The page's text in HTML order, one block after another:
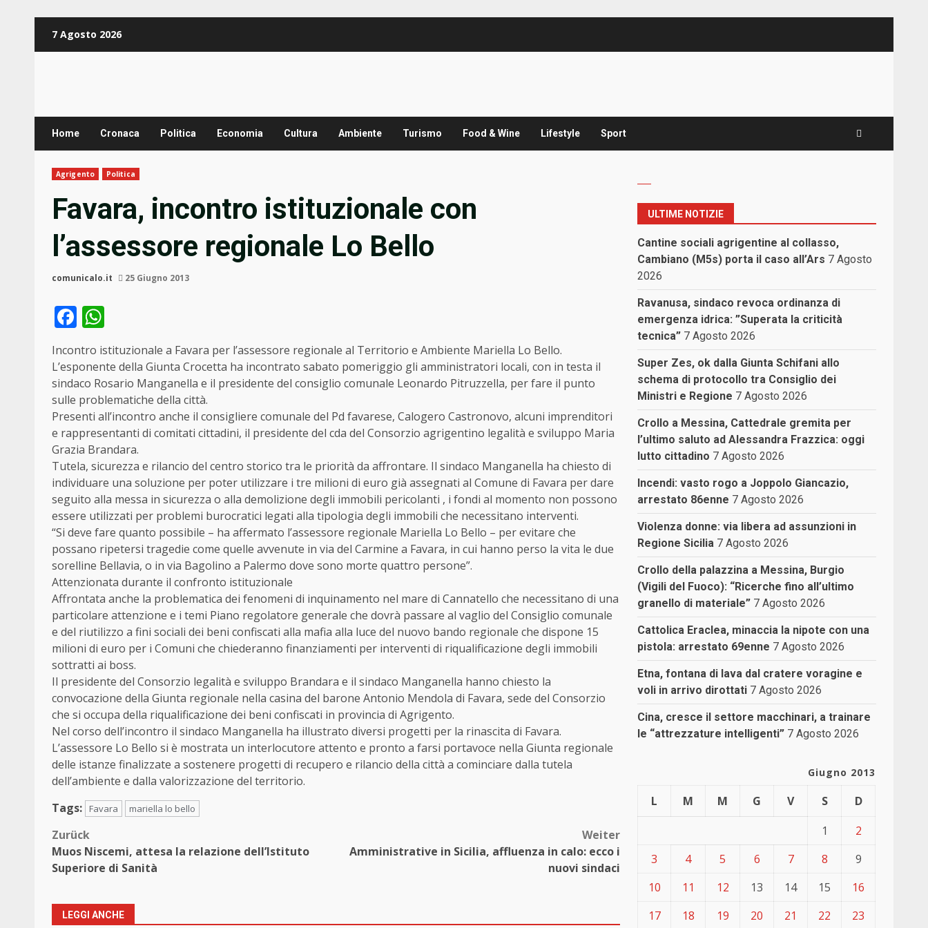
Inhalt7 Agosto 2026
Home Cronaca Politica Economia Cultura Ambiente Turismo Food & Wine Lifestyle Sport
Agrigento Politica
Favara, incontro istituzionale con
l’assessore regionale Lo Bello
comunicalo.it 25 Giugno 2013
Facebook
Incontro istituzionale a Favara per l’assessore regionale al Territorio e Ambiente Mariella Lo Bello.
L’esponente della Giunta Crocetta ha incontrato sabato pomeriggio gli amministratori locali, con in testa il
sindaco Rosario Manganella e il presidente del consiglio comunale Leonardo Pitruzzella, per fare il punto
sulle problematiche della città.
Presenti all’incontro anche il consigliere comunale del Pd favarese, Calogero Castronovo, alcuni imprenditori
e rappresentanti di comitati cittadini, il presidente del cda del Consorzio agrigentino legalità e sviluppo Maria
Grazia Brandara.
Tutela, sicurezza e rilancio del centro storico tra le priorità da affrontare. Il sindaco Manganella ha chiesto di
individuare una soluzione per poter utilizzare i tre milioni di euro già assegnati al Comune di Favara per dare
seguito alla messa in sicurezza o alla demolizione degli immobili pericolanti , i fondi al momento non possono
essere utilizzati per problemi burocratici legati alla tipologia degli immobili che necessitano interventi.
“Si deve fare quanto possibile – ha affermato l’assessore regionale Mariella Lo Bello – per evitare che
possano ripetersi tragedie come quelle avvenute in via del Carmine a Favara, in cui hanno perso la vita le due
sorelline Bellavia, o in via Bagolino a Palermo dove sono morte quattro persone”.
Attenzionata durante il confronto istituzionale
Affrontata anche la problematica dei fenomeni di inquinamento nel mare di Cannatello che necessitano di una
particolare attenzione e i temi Piano regolatore generale che dovrà passare al vaglio del Consiglio comunale
e del riutilizzo a fini sociali dei beni confiscati alla mafia alla luce del nuovo bando regionale che dispone 15
milioni di euro per i Comuni che chiederanno finanziamenti per interventi di riqualificazione degli immobili
sottratti ai boss.
Il presidente del Consorzio legalità e sviluppo Brandara e il sindaco Manganella hanno chiesto la
convocazione della Giunta regionale nella casina del barone Antonio Mendola di Favara, sede del Consorzio
che si occupa della riqualificazione dei beni confiscati in provincia di Agrigento.
Nel corso dell’incontro il sindaco Manganella ha illustrato diversi progetti per la rinascita di Favara.
L’assessore Lo Bello si è mostrata un interlocutore attento e pronto a farsi portavoce nella Giunta regionale
delle istanze finalizzate a sostenere progetti di recupero e rilancio della città a cominciare dalla tutela
dell’ambiente e dalla valorizzazione del territorio.
Tags:
Favara mariella lo bello
Beitragsnavigation
Zurück
Muos Niscemi, attesa la relazione dell’Istituto
Superiore di Sanità
Weiter
Amministrative in Sicilia, affluenza in calo: ecco i
nuovi sindaci
LEGGI ANCHE
ULTIME NOTIZIE
Cantine sociali agrigentine al collasso,
Cambiano (M5s) porta il caso all’Ars 7 Agosto
2026
Ravanusa, sindaco revoca ordinanza di
emergenza idrica: ”Superata la criticità
tecnica” 7 Agosto 2026
Super Zes, ok dalla Giunta Schifani allo
schema di protocollo tra Consiglio dei
Ministri e Regione 7 Agosto 2026
Crollo a Messina, Cattedrale gremita per
l’ultimo saluto ad Alessandra Frazzica: oggi
lutto cittadino 7 Agosto 2026
Incendi: vasto rogo a Joppolo Giancazio,
arrestato 86enne 7 Agosto 2026
Violenza donne: via libera ad assunzioni in
Regione Sicilia 7 Agosto 2026
Crollo della palazzina a Messina, Burgio
(Vigili del Fuoco): “Ricerche fino all’ultimo
granello di materiale” 7 Agosto 2026
Cattolica Eraclea, minaccia la nipote con una
pistola: arrestato 69enne 7 Agosto 2026
Etna, fontana di lava dal cratere voragine e
voli in arrivo dirottati 7 Agosto 2026
Cina, cresce il settore macchinari, a trainare
le “attrezzature intelligenti” 7 Agosto 2026
Giugno 2013
L M M G V S
D
1
2
3
4 5 6 7 8
9
10
11 12 13 14 15
16
17
18 19 20 21 22 23